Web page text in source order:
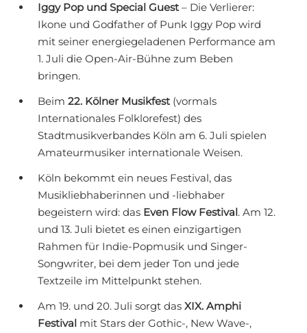
Iggy Pop und Special Guest– Die Verlierer:
Ikone und Godfather of Punk Iggy Pop wird
mit seiner energiegeladenen Performance am
1. Juli die Open-Air-Bühne zum Beben
bringen.
Beim 22. Kölner Musikfest (vormals
Internationales Folklorefest) des
Stadtmusikverbandes Köln am 6. Juli spielen
Amateurmusiker internationale Weisen.
Köln bekommt ein neues Festival, das
Musikliebhaberinnen und -liebhaber
begeistern wird: das Even Flow Festival. Am 12.
und 13. Juli bietet es einen einzigartigen
Rahmen für Indie-Popmusik und Singer-
Songwriter, bei dem jeder Ton und jede
Textzeile im Mittelpunkt stehen.
Am 19. und 20. Juli sorgt das XIX. Amphi
Festival mit Stars der Gothic-, New Wave-,